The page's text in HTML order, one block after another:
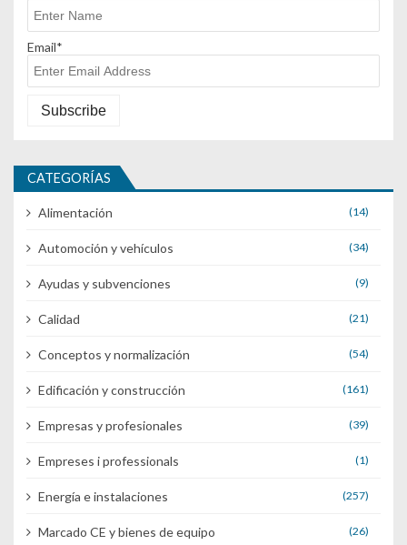
Email*
CATEGORÍAS
Alimentación (14)
Automoción y vehículos (34)
Ayudas y subvenciones (9)
Calidad (21)
Conceptos y normalización (54)
Edificación y construcción (161)
Empresas y profesionales (39)
Empreses i professionals (1)
Energía e instalaciones (257)
Marcado CE y bienes de equipo (26)